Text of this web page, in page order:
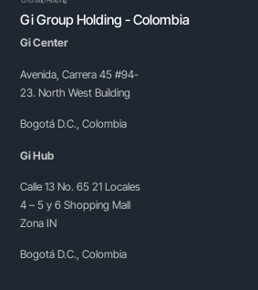
Gi Group Holding - Colombia
Gi Center
Avenida, Carrera 45 #94-
23. North West Building
Bogotá D.C., Colombia
Gi Hub
Calle 13 No. 65 21 Locales
4 – 5 y 6 Shopping Mall
Zona IN
Bogotá D.C., Colombia